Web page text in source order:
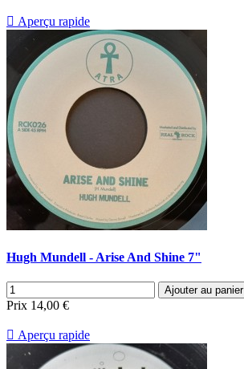
 Aperçu rapide
Hugh Mundell - Arise And Shine 7"
Ajouter au panier
Prix 14,00 €
 Aperçu rapide